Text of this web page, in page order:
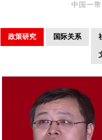
中国一
政策研究 国际关系